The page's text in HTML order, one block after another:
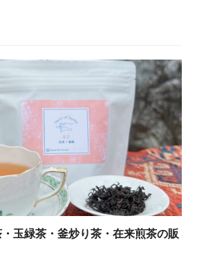
玉緑茶・釜炒り茶・在来煎茶の販